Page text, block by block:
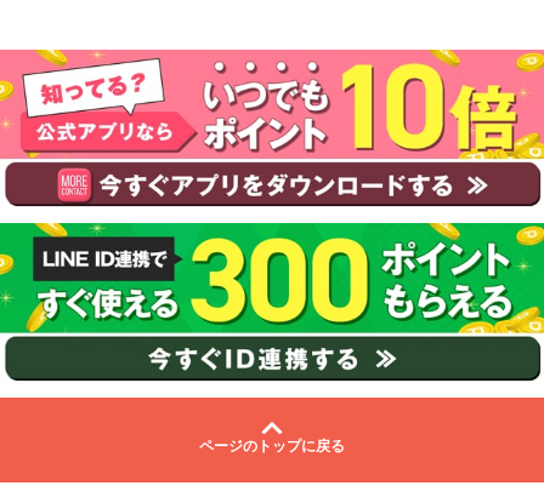
ページのトップに戻る